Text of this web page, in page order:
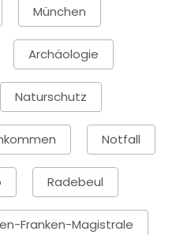
München
Archäologie
Naturschutz
Notfall
Radebeul
Franken-Magistrale